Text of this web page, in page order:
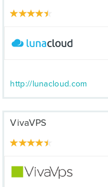
http://lunacloud.com
VivaVPS